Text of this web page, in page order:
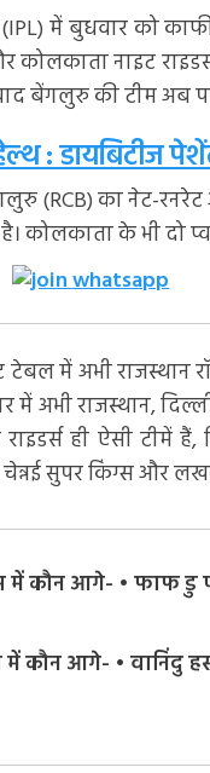
(IPL) में बुधवार को
कोलकाता नाइट
बेंगलुरु की टीम अब
: डायबिटीज
(RCB) का नेट-
है। कोलकाता के भी दो
में अभी राजस्थान
में अभी राजस्थान,
ही ऐसी टीमें
चेन्नई सुपर किंग्स और
कौन आगे- • फाफ डु
कौन आगे- • वानिंदु